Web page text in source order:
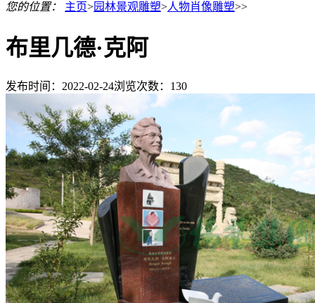
您的位置： 主页>园林景观雕塑>人物肖像雕塑>>
布里几德·克阿
发布时间：2022-02-24浏览次数： 130